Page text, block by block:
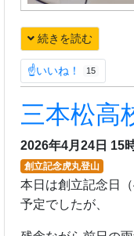
続きを読む
☝いいね！ 15
三本松高
2026年4月24日 15
創立記念虎丸登山
本日は創立記念日
予定でしたが、